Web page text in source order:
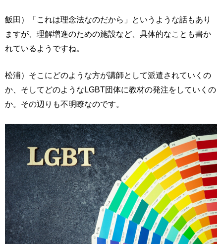
飯田）「これは理念法なのだから」というような話もあり
ますが、理解増進のための施設など、具体的なことも書か
れているようですね。
松浦）そこにどのような方が講師として派遣されていくの
か、そしてどのようなLGBT団体に教材の発注をしていくの
か。その辺りも不明瞭なのです。